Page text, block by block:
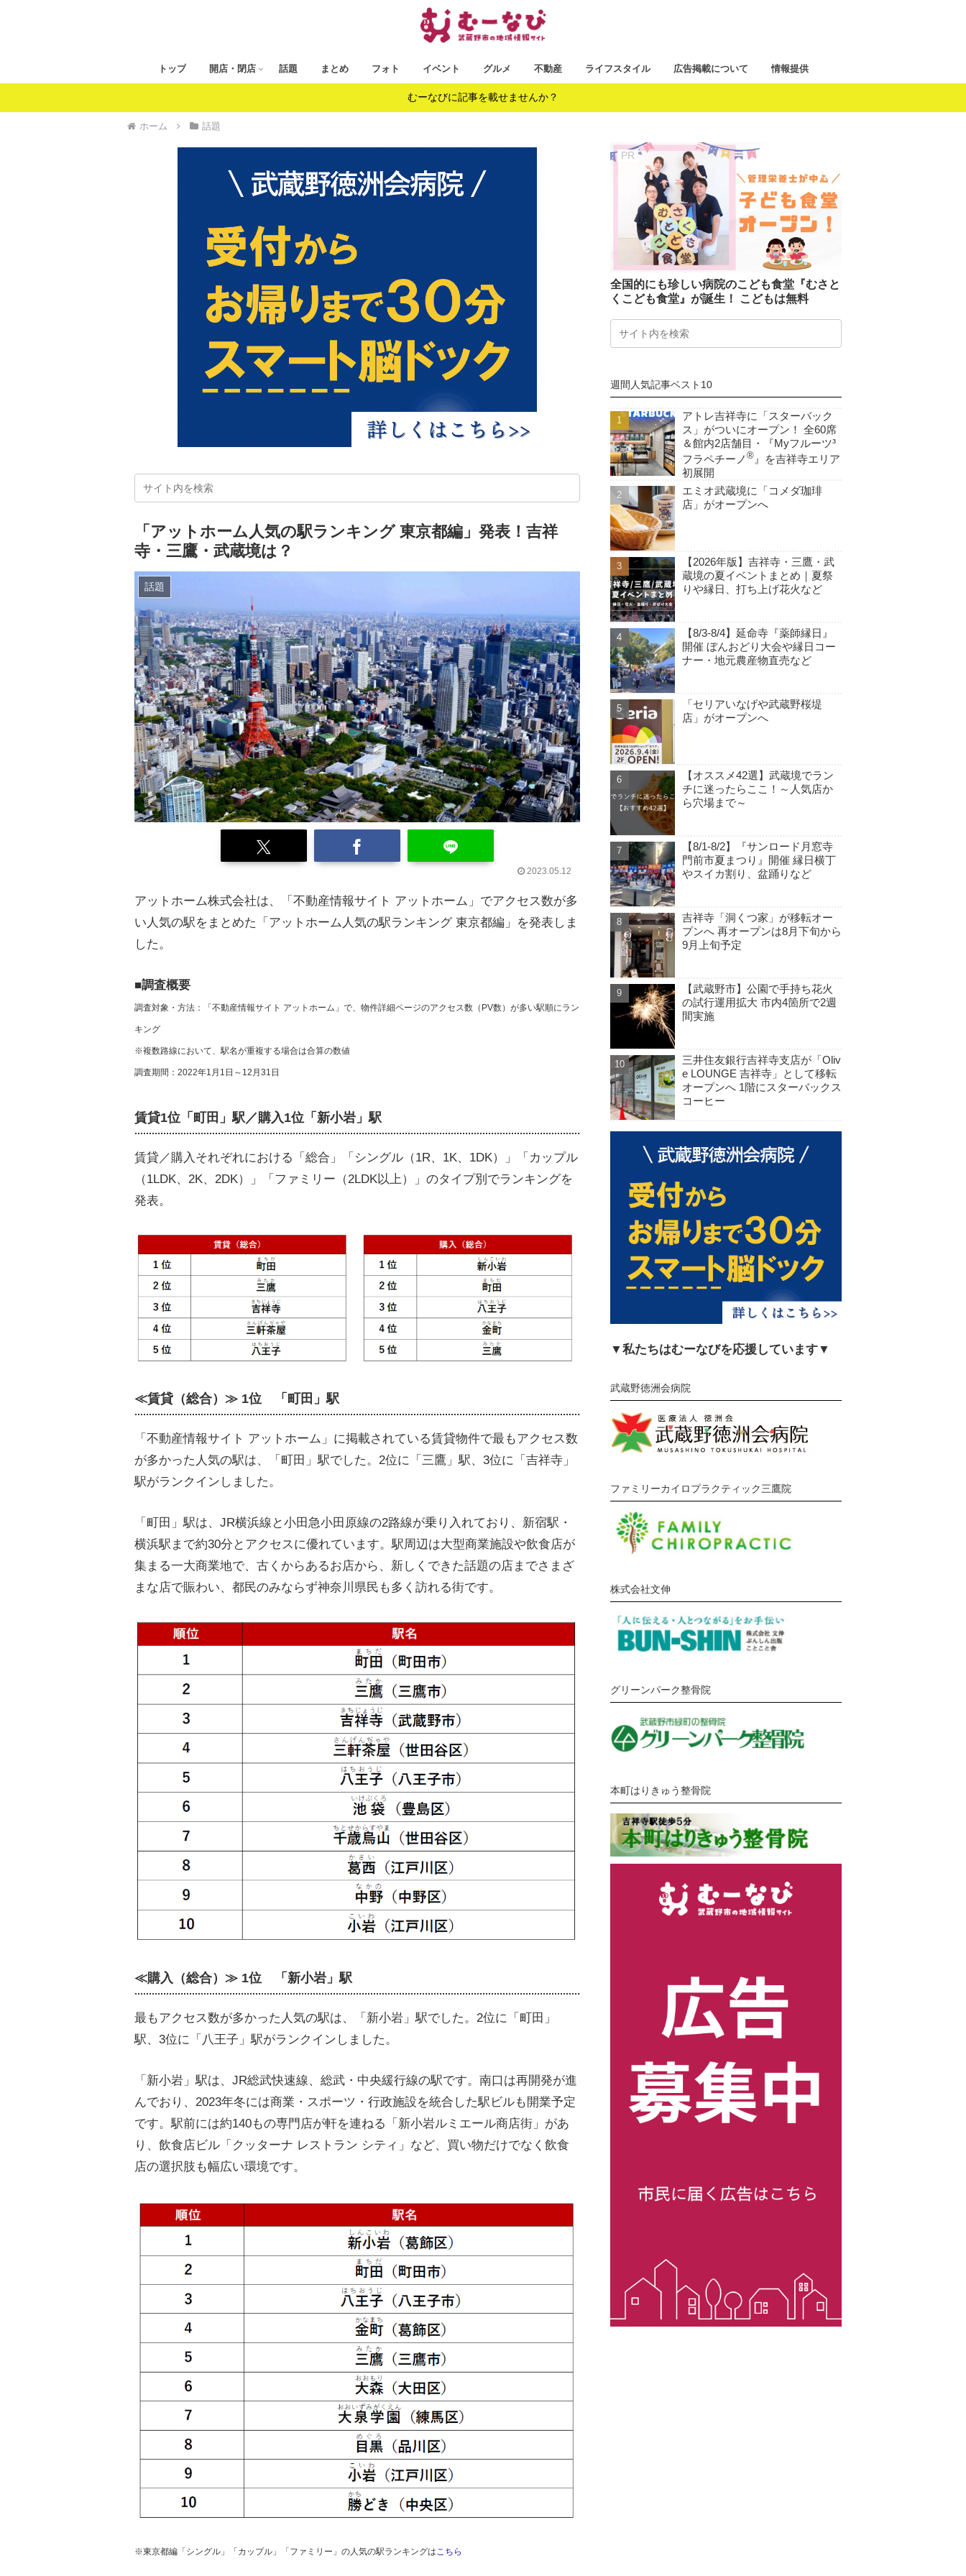
トップ 開店・閉店 話題 まとめ フォト イベント グルメ 不動産 ライフスタイル 広告掲載について 情報提供
むーなびに記事を載せませんか？
ホーム 話題
「アットホーム人気の駅ランキング 東京都編」発表！吉祥
寺・三鷹・武蔵境は？
話題
2023.05.12
アットホーム株式会社は、「不動産情報サイト アットホーム」でアクセス数が多
い人気の駅をまとめた「アットホーム人気の駅ランキング 東京都編」を発表しま
した。
■調査概要
調査対象・方法：「不動産情報サイト アットホーム」で、物件詳細ページのアクセス数（PV数）が多い駅順にラン
キング
※複数路線において、駅名が重複する場合は合算の数値
調査期間：2022年1月1日～12月31日
賃貸1位「町田」駅／購入1位「新小岩」駅
賃貸／購入それぞれにおける「総合」「シングル（1R、1K、1DK）」「カップル
（1LDK、2K、2DK）」「ファミリー（2LDK以上）」のタイプ別でランキングを
発表。
≪賃貸（総合）≫ 1位 「町田」駅
「不動産情報サイト アットホーム」に掲載されている賃貸物件で最もアクセス数
が多かった人気の駅は、「町田」駅でした。2位に「三鷹」駅、3位に「吉祥寺」
駅がランクインしました。
「町田」駅は、JR横浜線と小田急小田原線の2路線が乗り入れており、新宿駅・
横浜駅まで約30分とアクセスに優れています。駅周辺は大型商業施設や飲食店が
集まる一大商業地で、古くからあるお店から、新しくできた話題の店までさまざ
まな店で賑わい、都民のみならず神奈川県民も多く訪れる街です。
≪購入（総合）≫ 1位 「新小岩」駅
最もアクセス数が多かった人気の駅は、「新小岩」駅でした。2位に「町田」
駅、3位に「八王子」駅がランクインしました。
「新小岩」駅は、JR総武快速線、総武・中央緩行線の駅です。南口は再開発が進
んでおり、2023年冬には商業・スポーツ・行政施設を統合した駅ビルも開業予定
です。駅前には約140もの専門店が軒を連ねる「新小岩ルミエール商店街」があ
り、飲食店ビル「クッターナ レストラン シティ」など、買い物だけでなく飲食
店の選択肢も幅広い環境です。
※東京都編「シングル」「カップル」「ファミリー」の人気の駅ランキングはこちら
全国的にも珍しい病院のこども食堂『むさと
くこども食堂』が誕生！ こどもは無料
週間人気記事ベスト10
アトレ吉祥寺に「スターバック
ス」がついにオープン！ 全60席
＆館内2店舗目・『Myフルーツ³
フラペチーノ ®』を吉祥寺エリア
初展開
エミオ武蔵境に「コメダ珈琲
店」がオープンへ
【2026年版】吉祥寺・三鷹・武
蔵境の夏イベントまとめ｜夏祭
りや縁日、打ち上げ花火など
【8/3-8/4】延命寺『薬師縁日』
開催 ぼんおどり大会や縁日コー
ナー・地元農産物直売など
「セリアいなげや武蔵野桜堤
店」がオープンへ
【オススメ42選】武蔵境でラン
チに迷ったらここ！～人気店か
ら穴場まで～
【8/1-8/2】『サンロード月窓寺
門前市夏まつり』開催 縁日横丁
やスイカ割り、盆踊りなど
吉祥寺「洞くつ家」が移転オー
プンへ 再オープンは8月下旬から
9月上旬予定
【武蔵野市】公園で手持ち花火
の試行運用拡大 市内4箇所で2週
間実施
三井住友銀行吉祥寺支店が「Oliv
e LOUNGE 吉祥寺」として移転
オープンへ 1階にスターバックス
コーヒー
▼私たちはむーなびを応援しています▼
武蔵野徳洲会病院
ファミリーカイロプラクティック三鷹院
株式会社文伸
グリーンパーク整骨院
本町はりきゅう整骨院